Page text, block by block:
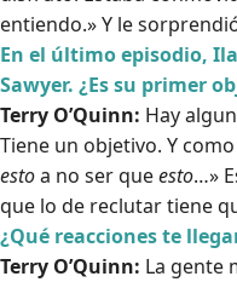
entiendo.» Y le
En el último episodio,
Sawyer. ¿Es su primer
Terry O’Quinn: Hay
Tiene un objetivo. Y
estoa no ser queesto…»
que lo de reclutar tiene
¿Qué reacciones te
Terry O’Quinn: La gente